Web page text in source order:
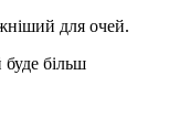
для очей.
більш